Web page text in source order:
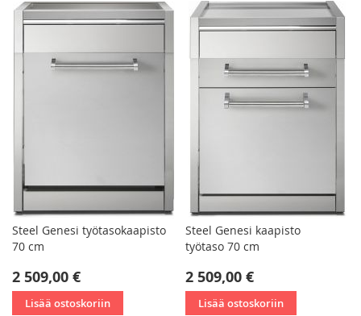
Steel Genesi työtasokaapisto
70 cm
2 509,00 €
Lisää ostoskoriin
Steel Genesi kaapisto
työtaso 70 cm
2 509,00 €
Lisää ostoskoriin